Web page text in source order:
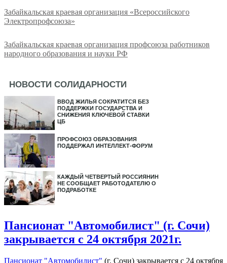
Забайкальская краевая организация «Всероссийского
Электропрофсоюза»
Забайкальская краевая организация профсоюза работников
народного образования и науки РФ
НОВОСТИ СОЛИДАРНОСТИ
ВВОД ЖИЛЬЯ СОКРАТИТСЯ БЕЗ
ПОДДЕРЖКИ ГОСУДАРСТВА И
СНИЖЕНИЯ КЛЮЧЕВОЙ СТАВКИ
ЦБ
ПРОФСОЮЗ ОБРАЗОВАНИЯ
ПОДДЕРЖАЛ ИНТЕЛЛЕКТ-ФОРУМ
КАЖДЫЙ ЧЕТВЕРТЫЙ РОССИЯНИН
НЕ СООБЩАЕТ РАБОТОДАТЕЛЮ О
ПОДРАБОТКЕ
Пансионат "Автомобилист" (г. Сочи)
закрывается с 24 октября 2021г.
Пансионат "Автомобилист" (г. Сочи) закрывается с 24 октября